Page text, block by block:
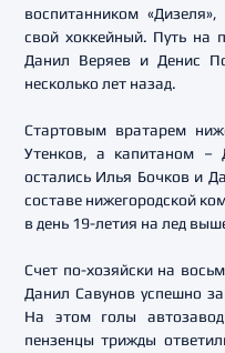
воспитанником
свой хоккейный. Путь на
Данил Веряев и Денис
несколько лет назад.
Стартовым вратарем
Утенков, а капитаном –
остались Илья Бочков и
составе нижегородской
в день 19-летия на лед
Счет по-хозяйски на
Данил Савунов успешно
На этом голы
пензенцы трижды